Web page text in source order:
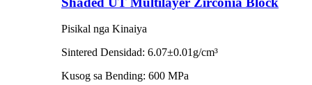
Pisikal nga Kinaiya
Sintered Densidad: 6.07±0.01g/cm³
Kusog sa Bending: 600 MPa